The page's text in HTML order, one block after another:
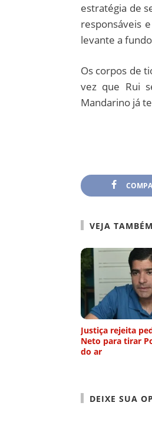
estratégia de
responsáveis
levante a
Os corpos de
vez que Rui
Mandarino já
VEJA
Justiça rejeita
Neto para tirar
do ar
DEIXE SUA